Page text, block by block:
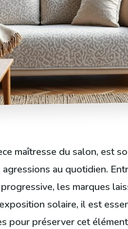
maîtresse du salon, est
au quotidien.
progressive, les marques
solaire, il est
pour préserver cet